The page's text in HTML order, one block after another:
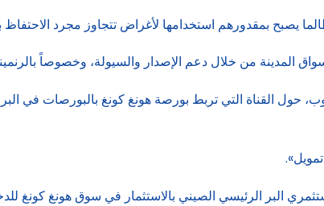
يصبح بمقدورهم استخدامها لأغراض تتجاوز مجرد
من خلال دعم الإصدار والسيولة، وخصوصاً
القناة التي تربط بورصة هونغ كونغ بالبورصات في البر
البر الرئيسي الصيني بالاستثمار في سوق هونغ كونغ